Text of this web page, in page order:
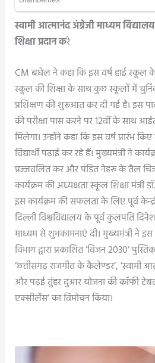
स्वामी आत्मानंद अंग्रेजी माध्यम
शिक्षा प्रदान करे
CM बघेल ने कहा कि इस वर्ष हाई स्कूल के
स्कूल की शिक्षा के साथ कुछ स्कूलों में
प्रशिक्षण की शुरूआत कर दी गई है। इस
की परीक्षा पास करने पर 12वीं के साथ
मिलेगा। उन्होंने कहा कि इस वर्ष प्रारंभ
विद्यार्थी पढ़ाई कर रहे हैं। मुख्यमंत्री ने
प्रज्जवलित कर और पंडित नेहरू के तैल
कार्यक्रम की अध्यक्षता स्कूल शिक्षा मंत्री
इस कार्यक्रम की सफलता के लिए पूर्व
दिल्ली विश्वविद्यालय के पूर्व कुलपति
माध्यम से शुभकामनाएं दी। मुख्यमंत्री ने
विभाग द्वारा प्रकाशित ’विजन 2030’
’छत्तीसगढ़ राजगीत के कैलेण्डर’, ’स्वामी
और पढ़ई तुंहर दुआर योजना की कॉफी
एक्सीलेंस’ का विमोचन किया।